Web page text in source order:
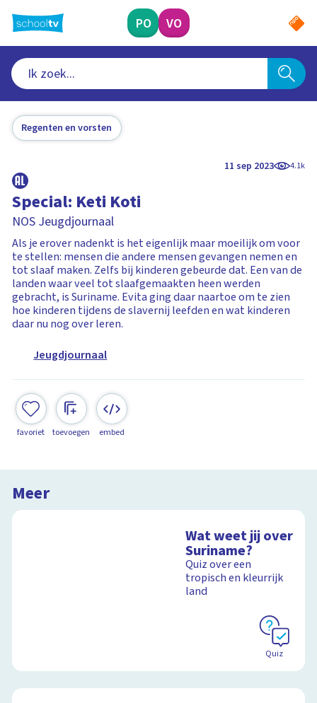
naar
hoofdinhoud
PO VO
Regenten en vorsten
11 sep 2023 4.1k
Special: Keti Koti
NOS Jeugdjournaal
Als je erover nadenkt is het eigenlijk maar moeilijk om voor
te stellen: mensen die andere mensen gevangen nemen en
tot slaaf maken. Zelfs bij kinderen gebeurde dat. Een van de
landen waar veel tot slaafgemaakten heen werden
gebracht, is Suriname. Evita ging daar naartoe om te zien
hoe kinderen tijdens de slavernij leefden en wat kinderen
daar nu nog over leren.
Jeugdjournaal
favoriet toevoegen embed
Meer
Wat weet jij over
Suriname?
Quiz over een
tropisch en kleurrijk
land
Quiz